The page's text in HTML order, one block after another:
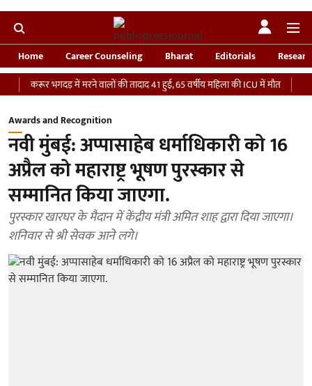
Home Career Counseling Bharat Editorials
भगदड़ में मरने वालों की तादाद 41 हुई, 65 वर्षीय महिला की ICU में मौत
‘भारतीय
Awards and Recognition
नवी मुंबई: अप्पासाहेब धर्माधिकारी को 16
अप्रैल को महाराष्ट्र भूषण पुरस्कार से
सम्मानित किया जाएगा.
पुरस्कार खारघर के मैदान में केंद्रीय मंत्री अमित शाह द्वारा दिया जाएगा।
शनिवार से श्री सेवक आने लगे।